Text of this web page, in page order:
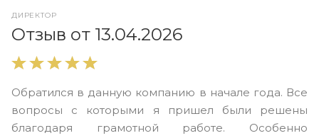
ДИРЕКТОР
Отзыв от 13.04.2026
Обратился в данную компанию в начале года. Все
вопросы с которыми я пришел были решены
благодаря грамотной работе. Особенно